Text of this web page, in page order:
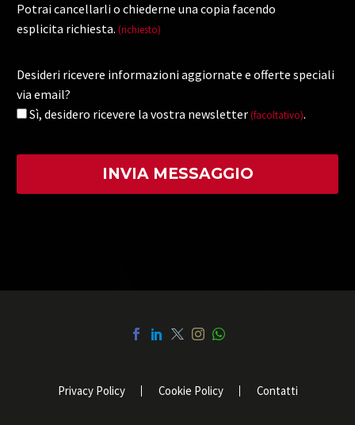
Potrai cancellarli o chiederne una copia facendo
esplicita richiesta. (richiesto)
Desideri ricevere informazioni aggiornate e offerte speciali
via email?
Sì, desidero ricevere la vostra newsletter (facoltativo).
Privacy Policy Cookie Policy Contatti